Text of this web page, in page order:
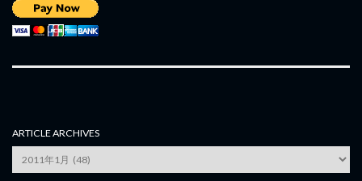
ARTICLE ARCHIVES
Article
Archives